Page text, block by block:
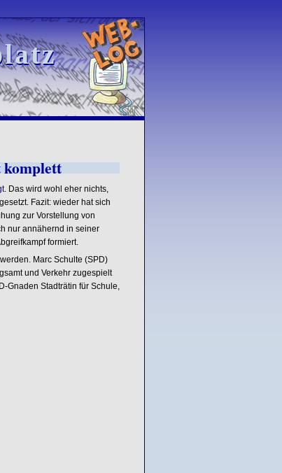
. Das wird wohl eher nichts,
Fazit: wieder hat sich
zur Vorstellung von
nur annähernd in seiner
formiert.
Marc Schulte (SPD)
und Verkehr zugespielt
Gnaden Stadträtin für Schule,